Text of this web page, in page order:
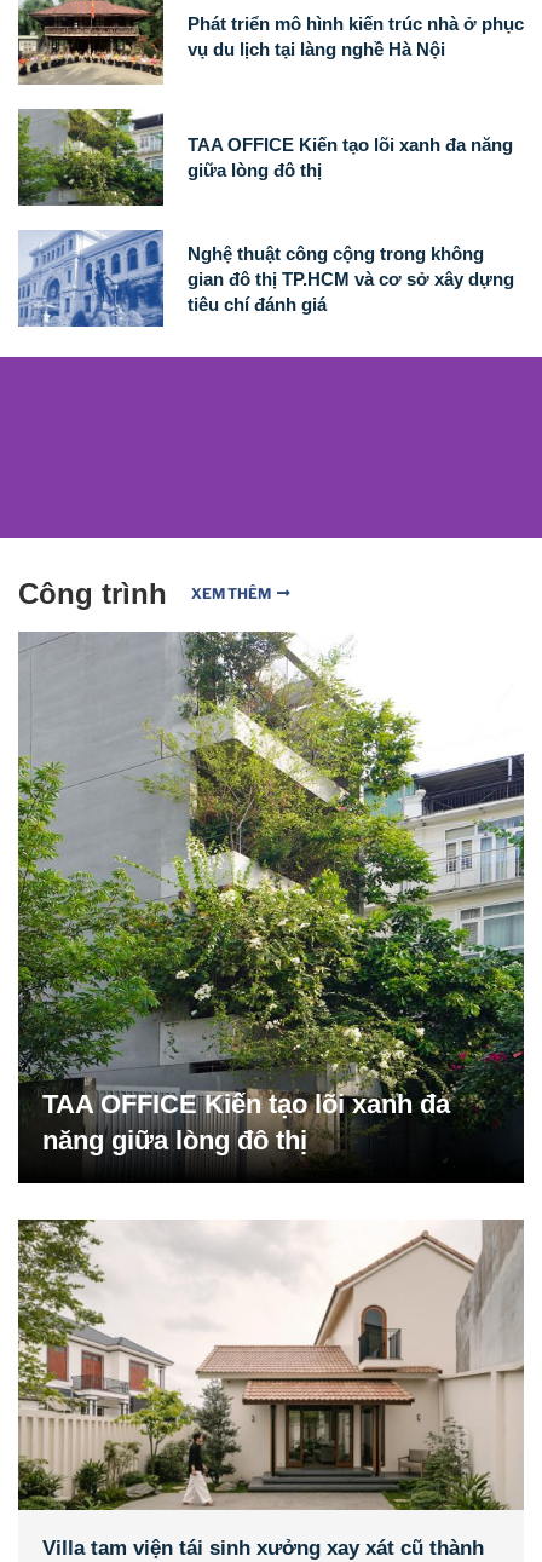
Phát triển mô hình kiến trúc nhà ở phục
vụ du lịch tại làng nghề Hà Nội
TAA OFFICE Kiến tạo lõi xanh đa năng
giữa lòng đô thị
Nghệ thuật công cộng trong không
gian đô thị TP.HCM và cơ sở xây dựng
tiêu chí đánh giá
Công trình XEM THÊM
TAA OFFICE Kiến tạo lõi xanh đa
năng giữa lòng đô thị
Villa tam viện tái sinh xưởng xay xát cũ thành